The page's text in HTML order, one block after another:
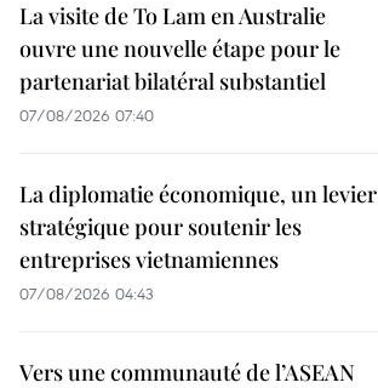
La visite de To Lam en Australie
ouvre une nouvelle étape pour le
partenariat bilatéral substantiel
07/08/2026 07:40
La diplomatie économique, un levier
stratégique pour soutenir les
entreprises vietnamiennes
07/08/2026 04:43
Vers une communauté de l’ASEAN